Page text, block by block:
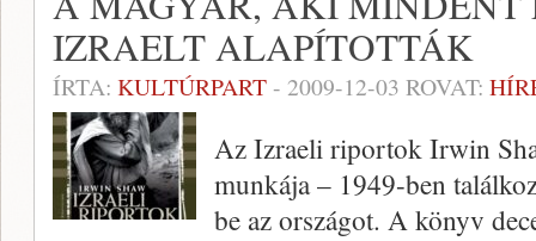
IZRAELT ALAPÍTOTTÁK
ÍRTA: KULTÚRPART- 2009-12-03 ROVAT:
Az Izraeli riportok Irwin
munkája – 1949-ben
be az országot. A könyv